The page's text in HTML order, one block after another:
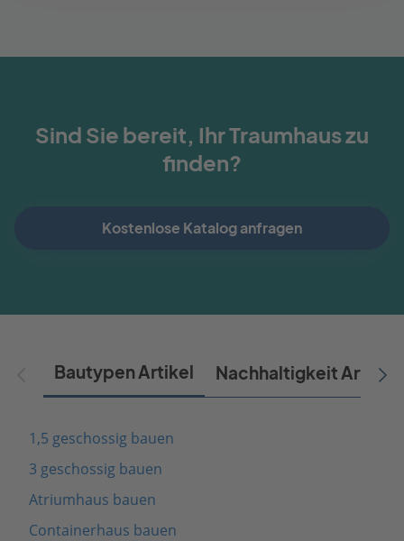
Sind Sie bereit, Ihr Traumhaus zu
finden?
Kostenlose Katalog anfragen
Bautypen Artikel Nachhaltigkeit Artikel
1,5 geschossig bauen
3 geschossig bauen
Atriumhaus bauen
Containerhaus bauen